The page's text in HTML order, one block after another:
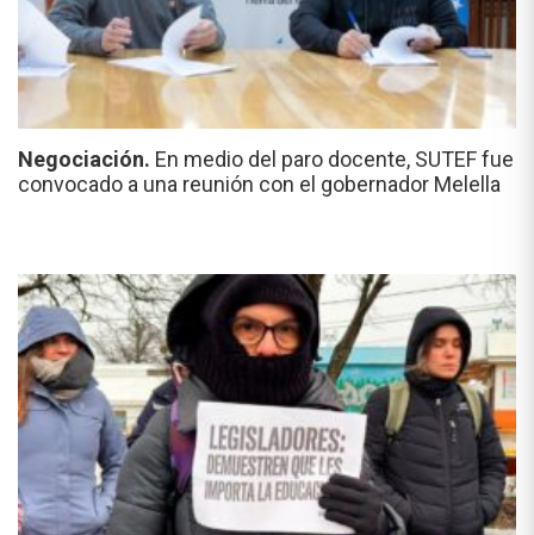
Negociación. En medio del paro docente, SUTEF fue
convocado a una reunión con el gobernador Melella